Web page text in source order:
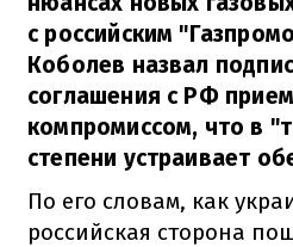
с российским
Коболев назвал
соглашения с РФ
компромиссом, что в
степени устраивает
По его словам, как
российская сторона